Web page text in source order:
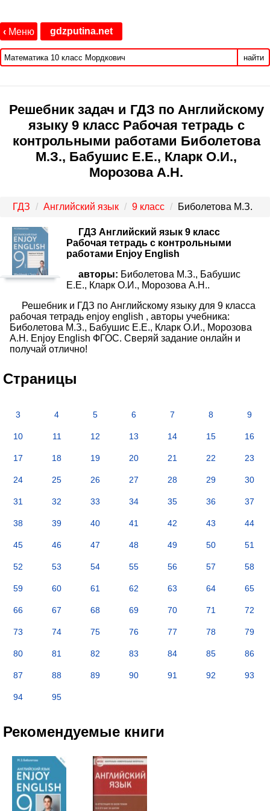
‹ Меню gdzputina.net
найти
Решебник задач и ГДЗ по Английскому
языку 9 класс Рабочая тетрадь с
контрольными работами Биболетова
М.З., Бабушис Е.Е., Кларк О.И.,
Морозова А.Н.
ГДЗ Английский язык 9 класс Биболетова М.З.
ГДЗ Английский язык 9 класс
Рабочая тетрадь с контрольными
работами Enjoy English
авторы: Биболетова М.З., Бабушис
Е.Е., Кларк О.И., Морозова А.Н..
Решебник и ГДЗ по Английскому языку для 9 класса
рабочая тетрадь enjoy english , авторы учебника:
Биболетова М.З., Бабушис Е.Е., Кларк О.И., Морозова
А.Н. Enjoy English ФГОС. Сверяй задание онлайн и
получай отлично!
Страницы
3 4 5 6 7 8 9
10 11 12 13 14 15 16
17 18 19 20 21 22 23
24 25 26 27 28 29 30
31 32 33 34 35 36 37
38 39 40 41 42 43 44
45 46 47 48 49 50 51
52 53 54 55 56 57 58
59 60 61 62 63 64 65
66 67 68 69 70 71 72
73 74 75 76 77 78 79
80 81 82 83 84 85 86
87 88 89 90 91 92 93
94 95
Рекомендуемые книги